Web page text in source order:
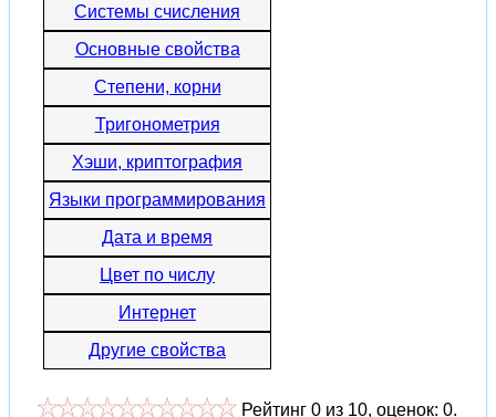
Системы счисления
Основные свойства
Степени, корни
Тригонометрия
Хэши, криптография
Языки программирования
Дата и время
Цвет по числу
Интернет
Другие свойства
Рейтинг 0 из 10, оценок: 0.